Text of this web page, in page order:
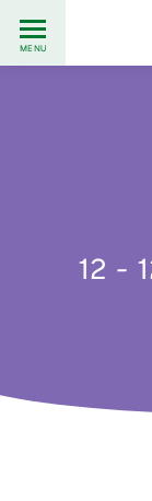
content
MENU
12 -